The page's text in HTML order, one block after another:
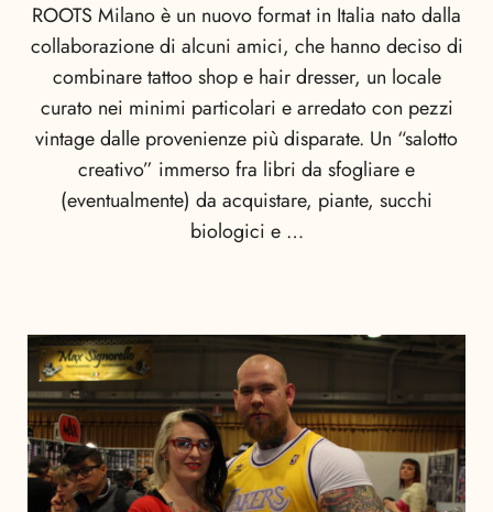
ROOTS Milano è un nuovo format in Italia nato dalla
collaborazione di alcuni amici, che hanno deciso di
combinare tattoo shop e hair dresser, un locale
curato nei minimi particolari e arredato con pezzi
vintage dalle provenienze più disparate. Un “salotto
creativo” immerso fra libri da sfogliare e
(eventualmente) da acquistare, piante, succhi
biologici e …